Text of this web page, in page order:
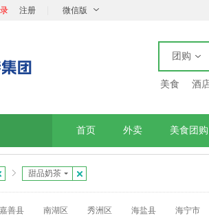
注册 微信版
团购
美食 酒
首页 外卖 美食团购
甜品奶茶
嘉善县 南湖区 秀洲区 海盐县 海宁市